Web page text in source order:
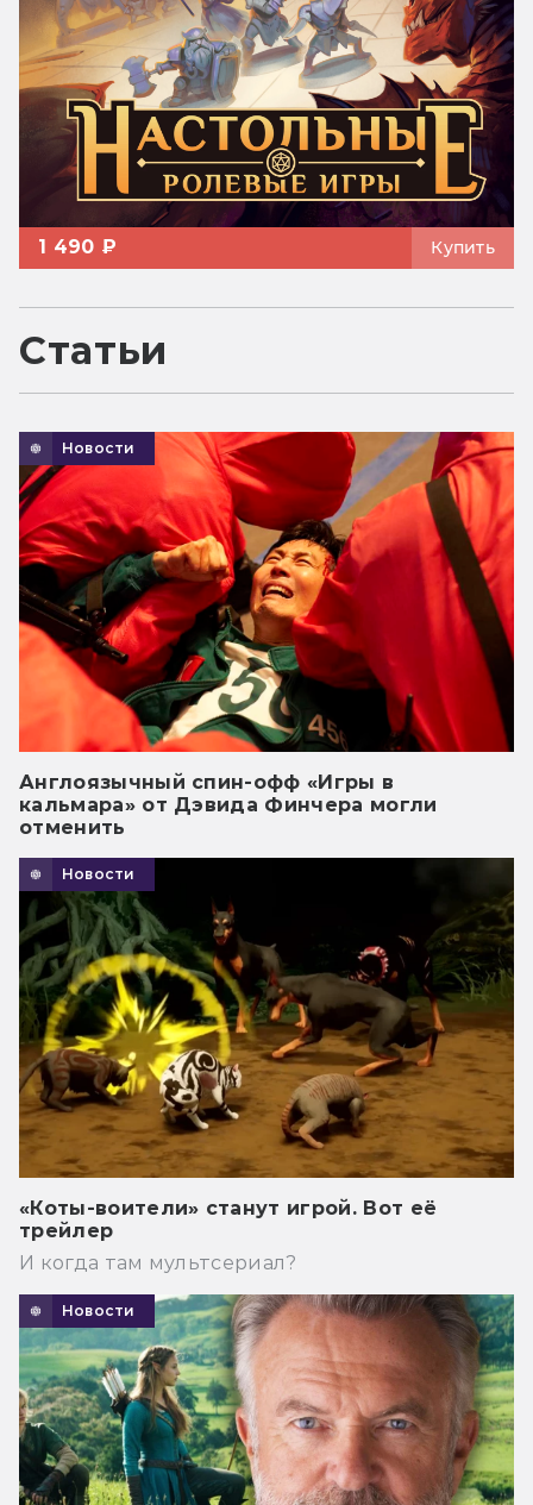
1 490 ₽ Купить
Статьи
Новости
Англоязычный спин-офф «Игры в
кальмара» от Дэвида Финчера могли
отменить
Новости
«Коты-воители» станут игрой. Вот её
трейлер
И когда там мультсериал?
Новости